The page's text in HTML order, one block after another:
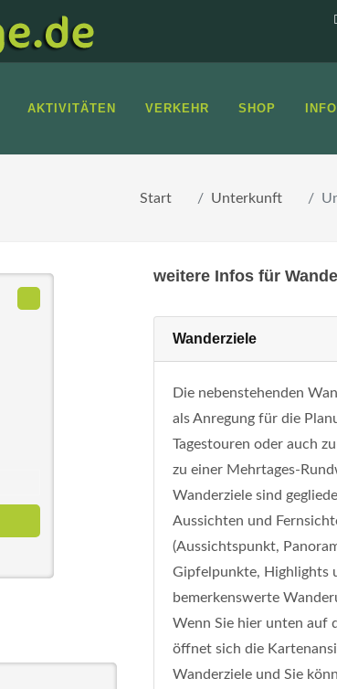
AKTIVITÄTEN VERKEHR SHOP
Start Unterkunft
weitere Infos für
Wanderziele
Die nebenstehenden
als Anregung für die
Tagestouren oder auch
zu einer Mehrtages-
Wanderziele sind
Aussichten und
(Aussichtspunkt,
Gipfelpunkte, Highlights
bemerkenswerte
Wenn Sie hier unten auf
öffnet sich die
Wanderziele und Sie